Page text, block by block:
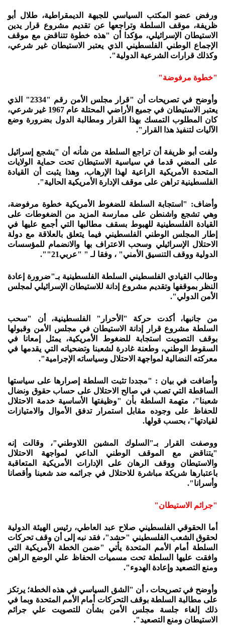
ورفض عضو المكتب السياسي للجبهة الديمقراطية، طلال أبو
ظريفة، موقف السلطة وتراجعها عن تقديم مشروع قرار يدين
الاستيطان الإسرائيلي، مؤكدا أن "هذه خطوة تتناقض مع موقف
الإجماع الوطني الفلسطيني الذي يعتبر الاستيطان غير شرعي،
وكذلك قرارات الشرعية الدولية".
"خطوة مرفوضة"
وأوضح في تصريحات أن "قرار مجلس الأمن رقم "2334" الذي
يعتبر الاستيطان في جميع الأراضي المحتلة عام 1967 غير شرعي،
كان المطلوب التمسك بهذا القرار ومطالبة الدول بضرورة وضع
الآليات لتنفيذ هذا القرار".
ولفت أبو ظريفة أن تراجع السلطة من شأنه أن "يشجع إسرائيل
على المضي قدما في سياسية الاستيطان تحت حماية الولايات
المتحدة الأمريكية الراعية لهذا الإرهاب، وهذا يثبت أن القيادة
الفلسطينية تراهن على موقف الإدارة الأمريكية الحالية".
وأضاف: "استجابة السلطة للضغوط الأمريكية خطوة مرفوضة،
وهي تشجع واشنطن على ممارسة المزيد من الضغوطات على
القيادة الفلسطينية للهبوط بسقف مطالبها التي أجمع عليها في
إطار المجلس الوطني الفلسطيني فيما يتعلق بالعلاقة مع دولة
الاحتلال الإسرائيلي وسحب الاعتراف بها والانضمام للمؤسسات
الدولية ووقف التنسيق الأمني" ، وفقا لـ " "عربي21"".
وطالب القيادي الفلسطيني السلطة الفلسطينية بـ"ضرورة إعادة
النظر بموقفها وتقديم مشروع إدانة للاستيطان الإسرائيلي لمجلس
الأمن الدولي".
من جانبها، أكدت حركة "الأحرار" الفلسطينية، أن "سحب
السلطة مشروع قرار إدانة الاستيطان في مجلس الأمن وقبولها
بوقف التصويت استجابة للضغوط الأمريكية، يمثل إمعانا في
السقوط الوطني، وطعنة غادرة لشعبنا وتضحياته التي يقدمها في
معركته النضالية لمواجهة الاحتلال وسياساته الإجرامية".
وأضافت في بيان : "مجددا تثبت السلطة إصرارها على سياستها
الساقطة التي تصب في صالح الاحتلال على حساب حقوق ونضال
شعبنا"، متهمة السلطة بأن "وظيفتها الأساسية خدمة الاحتلال
للحفاظ على وجوده مقابل استمرار تدفق الأموال والامتيازات
لقيادتها"، بحسب قولها.
ووصفت القرار بـ"السلوك المشين اللاوطني"، وقالت إنه
"يتناقض مع الموقف الوطني الداعي لمواجهة الاحتلال
والاستيطان ووقف الرهان على الإدارات الأمريكية المتعاقبة
باعتبارها شريكة مباشرة للاحتلال في جرائمه ضد شعبنا وأقصانا
وأسرانا".
"جرائم الاستيطان"
أما الحقوقي الفلسطيني صلاح عبد العاطي، رئيس الهيئة الدولية
لحقوق الشعب الفلسطيني "حشد"، فقد نبه إلى أن وقف تحركات
السلطة أمام الأمم المتحدة يأتي "ضمن الخطة الأمريكية التي
وافقت عليها السلطة تحت مسميات الحفاظ علي الوضع الراهن
ومنع التصعيد وإعادة الهدوء".
وأوضح في تصريحات ، أن "الشق السياسي في هذه الخطة؛ يرتكز
على مطالبة السلطة بوقف التحركات أمام الأمم المتحدة وبما في
ذلك إلغاء جلسة مجلس الأمن بشأن للتصويت علي جرائم
الاستيطان ومنع التصعيد".